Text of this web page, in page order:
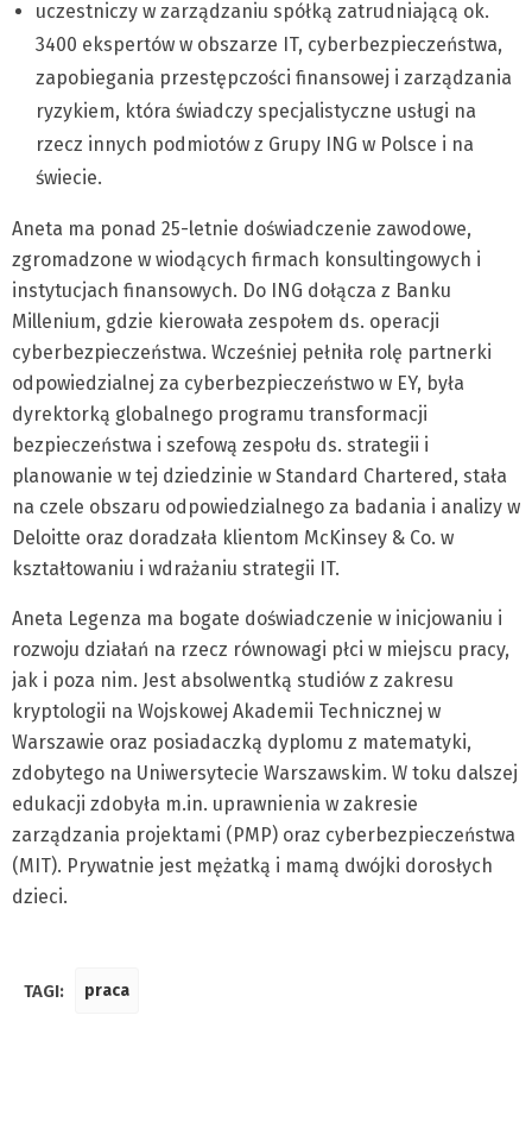
uczestniczy w zarządzaniu spółką zatrudniającą ok.
3400 ekspertów w obszarze IT, cyberbezpieczeństwa,
zapobiegania przestępczości finansowej i zarządzania
ryzykiem, która świadczy specjalistyczne usługi na
rzecz innych podmiotów z Grupy ING w Polsce i na
świecie.
Aneta ma ponad 25-letnie doświadczenie zawodowe,
zgromadzone w wiodących firmach konsultingowych i
instytucjach finansowych. Do ING dołącza z Banku
Millenium, gdzie kierowała zespołem ds. operacji
cyberbezpieczeństwa. Wcześniej pełniła rolę partnerki
odpowiedzialnej za cyberbezpieczeństwo w EY, była
dyrektorką globalnego programu transformacji
bezpieczeństwa i szefową zespołu ds. strategii i
planowanie w tej dziedzinie w Standard Chartered, stała
na czele obszaru odpowiedzialnego za badania i analizy w
Deloitte oraz doradzała klientom McKinsey & Co. w
kształtowaniu i wdrażaniu strategii IT.
Aneta Legenza ma bogate doświadczenie w inicjowaniu i
rozwoju działań na rzecz równowagi płci w miejscu pracy,
jak i poza nim. Jest absolwentką studiów z zakresu
kryptologii na Wojskowej Akademii Technicznej w
Warszawie oraz posiadaczką dyplomu z matematyki,
zdobytego na Uniwersytecie Warszawskim. W toku dalszej
edukacji zdobyła m.in. uprawnienia w zakresie
zarządzania projektami (PMP) oraz cyberbezpieczeństwa
(MIT). Prywatnie jest mężatką i mamą dwójki dorosłych
dzieci.
TAGI: praca